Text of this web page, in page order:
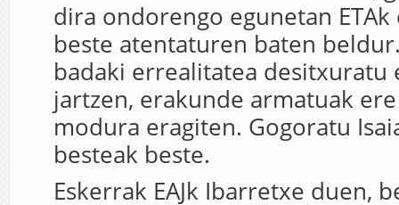
dira ondorengo egunetan ETAk
beste atentaturen baten
badaki errealitatea desitxuratu
jartzen, erakunde armatuak
modura eragiten. Gogoratu
besteak beste.
Eskerrak EAJk Ibarretxe duen,